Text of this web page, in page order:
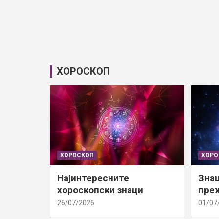
ХОРОСКОП
ХОРОСКОП
Најинтересните
хороскопски знаци
26/07/2026 01/